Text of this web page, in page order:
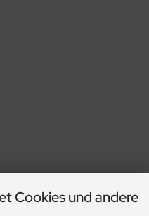
Cookies und andere